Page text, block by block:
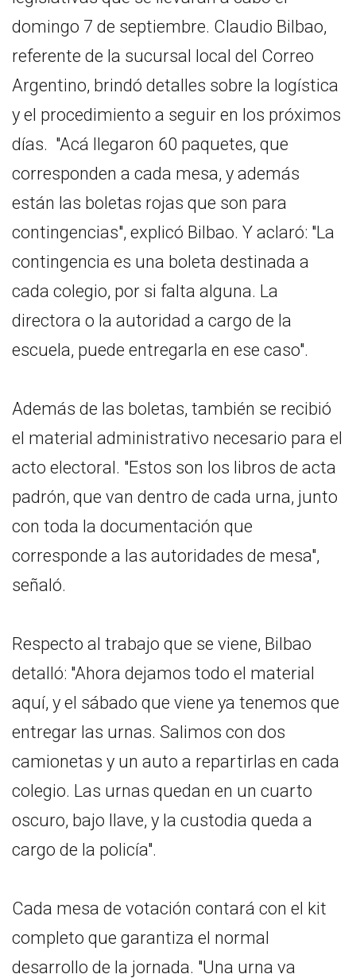
domingo 7 de septiembre. Claudio Bilbao,
referente de la sucursal local del Correo
Argentino, brindó detalles sobre la logística
y el procedimiento a seguir en los próximos
días. "Acá llegaron 60 paquetes, que
corresponden a cada mesa, y además
están las boletas rojas que son para
contingencias", explicó Bilbao. Y aclaró: "La
contingencia es una boleta destinada a
cada colegio, por si falta alguna. La
directora o la autoridad a cargo de la
escuela, puede entregarla en ese caso".
Además de las boletas, también se recibió
el material administrativo necesario para el
acto electoral. "Estos son los libros de acta
padrón, que van dentro de cada urna, junto
con toda la documentación que
corresponde a las autoridades de mesa",
señaló.
Respecto al trabajo que se viene, Bilbao
detalló: "Ahora dejamos todo el material
aquí, y el sábado que viene ya tenemos que
entregar las urnas. Salimos con dos
camionetas y un auto a repartirlas en cada
colegio. Las urnas quedan en un cuarto
oscuro, bajo llave, y la custodia queda a
cargo de la policía".
Cada mesa de votación contará con el kit
completo que garantiza el normal
desarrollo de la jornada. "Una urna va